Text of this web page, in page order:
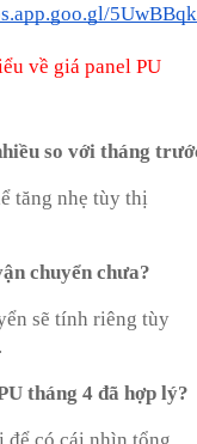
về giá panel PU
so với tháng
tăng nhẹ tùy thị
chuyển chưa?
sẽ tính riêng tùy
tháng 4 đã hợp lý?
để có cái nhìn tổng